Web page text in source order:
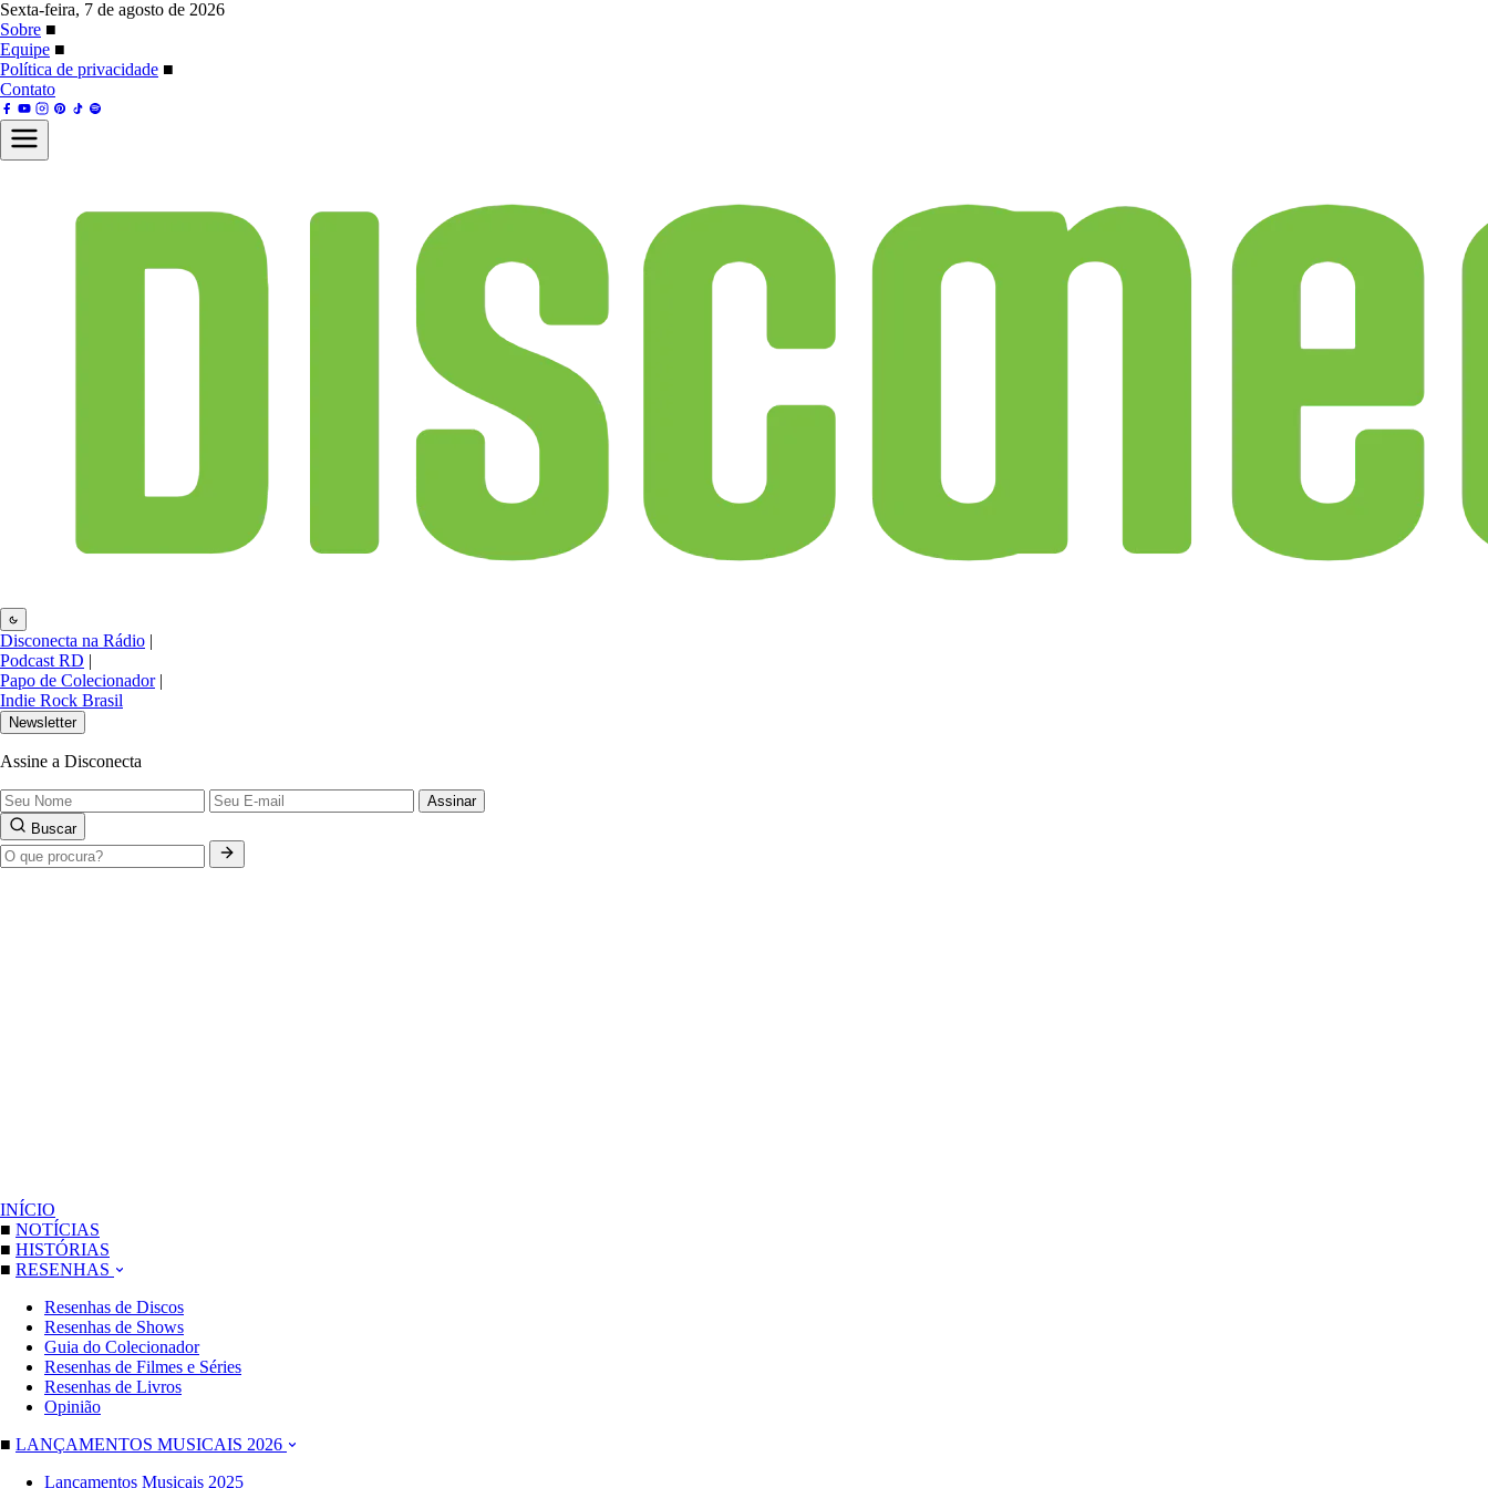
Sexta-feira, 7 de agosto de 2026
Sobre ■
Equipe ■
Política de privacidade ■
Contato
Disconecta na Rádio |
Podcast RD |
Papo de Colecionador |
Indie Rock Brasil
Newsletter
Assine a Disconecta
Assinar
Buscar
INÍCIO
■ NOTÍCIAS
■ HISTÓRIAS
■ RESENHAS
Resenhas de Discos
Resenhas de Shows
Guia do Colecionador
Resenhas de Filmes e Séries
Resenhas de Livros
Opinião
■ LANÇAMENTOS MUSICAIS 2026
Lançamentos Musicais 2025